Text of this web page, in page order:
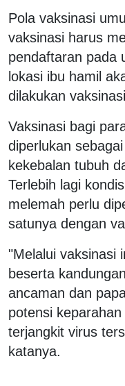
Pola vaksinasi
vaksinasi harus
pendaftaran pada
lokasi ibu hamil
dilakukan
Vaksinasi bagi
diperlukan
kekebalan tubuh
Terlebih lagi
melemah perlu
satunya dengan
"Melalui vaksinasi
beserta
ancaman dan
potensi
terjangkit virus
katanya.